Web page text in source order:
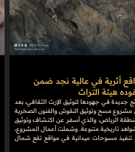
103 مواقع أثرية في عالية نجد ضمن
هيئة التراث
جديدة في جهودها لتوثيق الإرث الثقافي، بعد
مشروع مسح وتوثيق النقوش والفنون الصخرية
الرياض، والذي أسفر عن اكتشاف وتوثيق
شواهد تاريخية متنوعة. وشملت أعمال المشروع،
30 يومًا، تنفيذ مسوحات ميدانية في مواقع تقع شمال